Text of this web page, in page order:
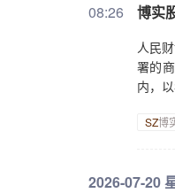
08:26 博实
人民
署的
内，
SZ博
2026-07-20